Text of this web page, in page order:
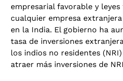
empresarial favorable y
cualquier empresa
en la India. El gobierno ha
tasa de inversiones
los indios no residentes
atraer más inversiones de